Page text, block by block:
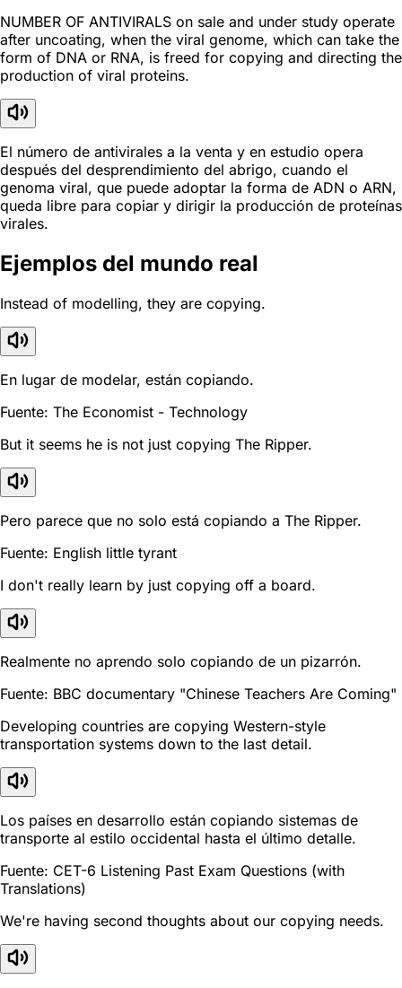
NUMBER OF ANTIVIRALS on sale and under study operate
after uncoating, when the viral genome, which can take the
form of DNA or RNA, is freed for copying and directing the
production of viral proteins.
El número de antivirales a la venta y en estudio opera
después del desprendimiento del abrigo, cuando el
genoma viral, que puede adoptar la forma de ADN o ARN,
queda libre para copiar y dirigir la producción de proteínas
virales.
Ejemplos del mundo real
Instead of modelling, they are copying.
En lugar de modelar, están copiando.
Fuente: The Economist - Technology
But it seems he is not just copying The Ripper.
Pero parece que no solo está copiando a The Ripper.
Fuente: English little tyrant
I don't really learn by just copying off a board.
Realmente no aprendo solo copiando de un pizarrón.
Fuente: BBC documentary "Chinese Teachers Are Coming"
Developing countries are copying Western-style
transportation systems down to the last detail.
Los países en desarrollo están copiando sistemas de
transporte al estilo occidental hasta el último detalle.
Fuente: CET-6 Listening Past Exam Questions (with
Translations)
We're having second thoughts about our copying needs.